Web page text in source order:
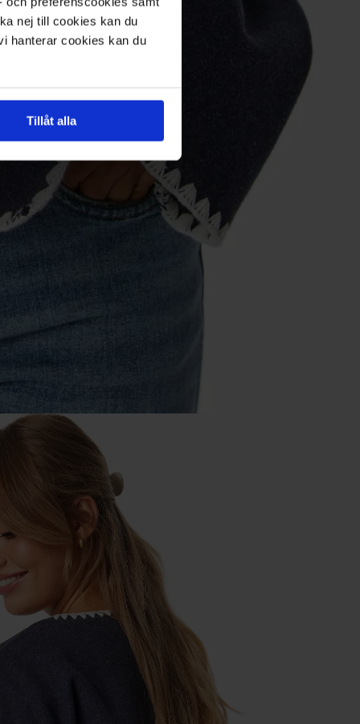
nej till cookies kan du
hanterar cookies kan du
Tillåt alla